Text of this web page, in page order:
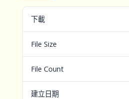
下載
File Size
File Count
建立日期